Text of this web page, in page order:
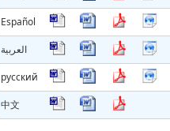
Español
العربية
русский
中文